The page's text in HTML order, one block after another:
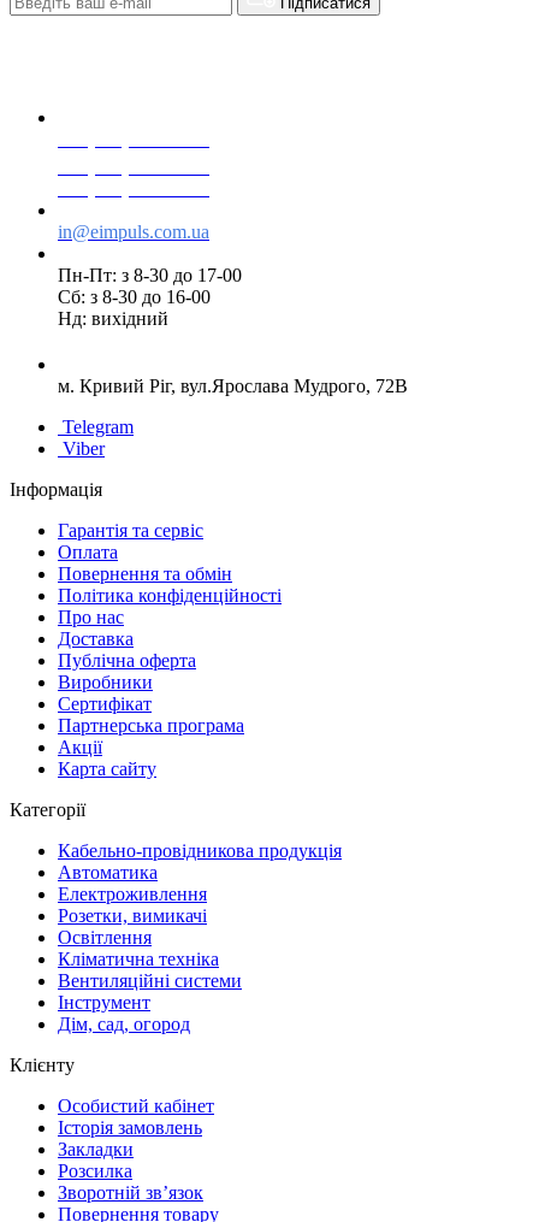
in@eimpuls.com.ua
Пн-Пт: з 8-30 до 17-00
Сб: з 8-30 до 16-00
Нд: вихідний
м. Кривий Ріг, вул.Ярослава Мудрого, 72В
Telegram
Viber
Інформація
Гарантія та сервіс
Оплата
Повернення та обмін
Політика конфіденційності
Про нас
Доставка
Публічна оферта
Виробники
Сертифікат
Партнерська програма
Акції
Карта сайту
Категорії
Кабельно-провідникова продукція
Автоматика
Електроживлення
Розетки, вимикачі
Освітлення
Кліматична техніка
Вентиляційні системи
Інструмент
Дім, сад, огород
Клієнту
Особистий кабінет
Історія замовлень
Закладки
Розсилка
Зворотній зв’язок
Повернення товару